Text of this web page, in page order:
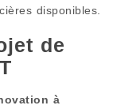
disponibles.
de
à